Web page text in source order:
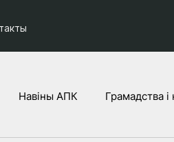
Навіны АПК Грамадства і